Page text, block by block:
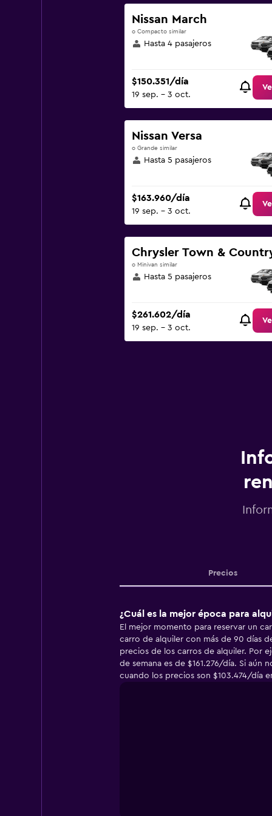
Nissan March
o Compacto similar
Hasta 4 pasajeros
$150.351/día
19 sep. - 3 oct.
Nissan Versa
o Grande similar
Hasta 5 pasajeros
$163.960/día
19 sep. - 3 oct.
Chrysler Town &
o Minivan similar
Hasta 5 pasajeros
$261.602/día
19 sep. - 3 oct.
Precios
¿Cuál es la mejor época para
El mejor momento para reservar un
carro de alquiler con más de 90 días
precios de los carros de alquiler. Por
de semana es de $161.276/día. Si
cuando los precios son $103.474/día